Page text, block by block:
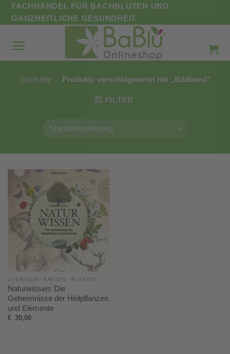
Zum
Inhalt
FACHHANDEL FÜR BACHBLÜTEN UND
GANZHEITLICHE GESUNDHEIT
Startseite Produkte verschlagwortet mit „Bildband“
FILTER
LITERATUR - KARTEN - PLAKATE
Naturwissen: Die
Geheimnisse der Heilpflanzen
und Elemente
€ 30,00